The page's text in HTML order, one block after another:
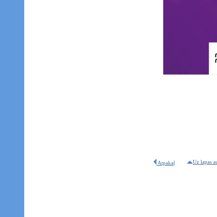
Atpakaļ Uz lapas